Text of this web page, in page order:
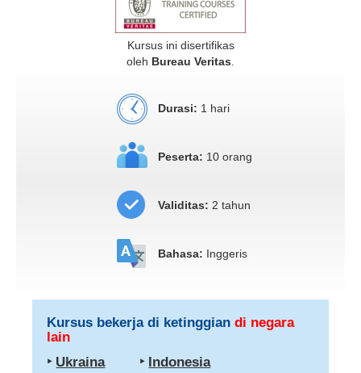
Kursus ini disertifikas
oleh Bureau Veritas
Durasi: 1 hari
Peserta: 10 orang
Validitas: 2 tahun
Bahasa: Inggeris
Kursus bekerja di ketinggiandi negara
lain
‣ Ukraina ‣ Indonesia